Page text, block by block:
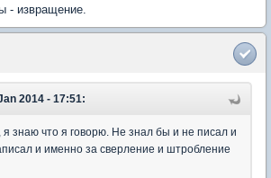
- извращение.
2014 - 17:51:
знаю что я говорю. Не знал бы и не писал и
и именно за сверление и штробление